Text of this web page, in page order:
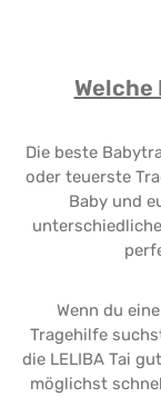
Die beste
oder teuerste
Baby und
Wenn du
Tragehilfe
die LELIBA Tai
möglichst